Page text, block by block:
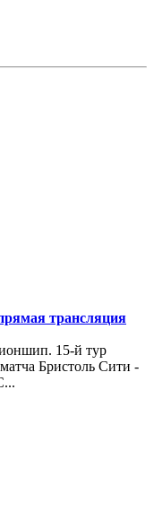
трансляция
15-й тур
Бристоль Сити -